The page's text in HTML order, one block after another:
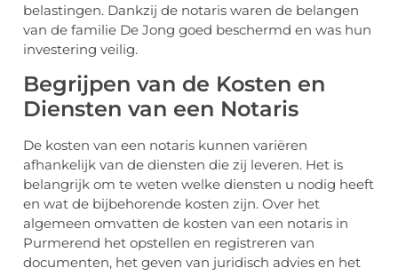
belastingen. Dankzij de notaris waren de belangen
van de familie De Jong goed beschermd en was hun
investering veilig.
Begrijpen van de Kosten en
Diensten van een Notaris
De kosten van een notaris kunnen variëren
afhankelijk van de diensten die zij leveren. Het is
belangrijk om te weten welke diensten u nodig heeft
en wat de bijbehorende kosten zijn. Over het
algemeen omvatten de kosten van een notaris in
Purmerend het opstellen en registreren van
documenten, het geven van juridisch advies en het